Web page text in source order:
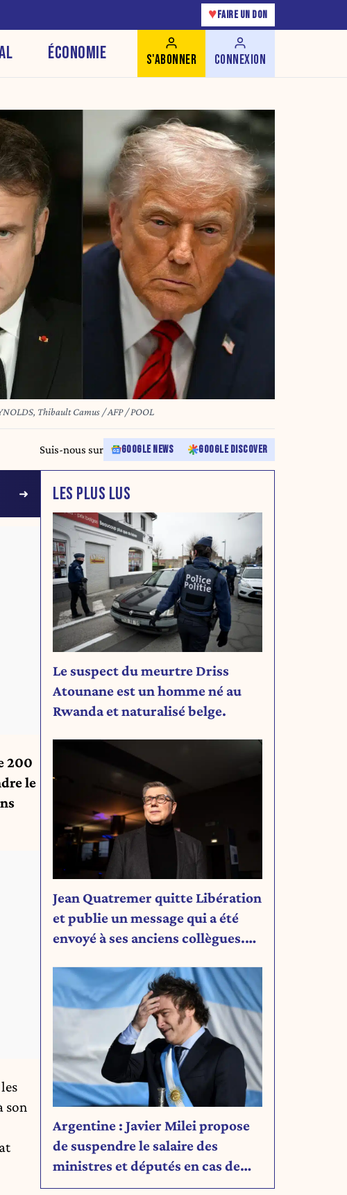
♥ FAIRE UN DON
ÉCONOMIE S'ABONNER CONNEXION
Thibault Camus / AFP / POOL
Suis-nous sur GOOGLE NEWS GOOGLE DISCOVER
200
le
son
LES PLUS LUS
Le suspect du meurtre Driss
Atounane est un homme né au
Rwanda et naturalisé belge.
Jean Quatremer quitte Libération
et publie un message qui a été
envoyé à ses anciens collègues.
Argentine : Javier Milei propose
de suspendre le salaire des
ministres et députés en cas de
déficit budgétaire